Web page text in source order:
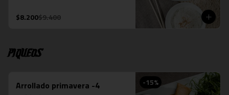
de arroz jazmín.  Foto referencial, el
tofu es un extra.
$8.200$9.400
Piqueos
-15%
Arrollado primavera -4